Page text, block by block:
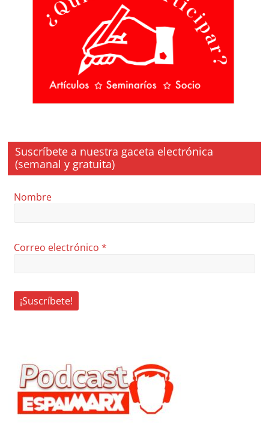
Suscríbete a nuestra gaceta electrónica
(semanal y gratuita)
Nombre
Correo electrónico*